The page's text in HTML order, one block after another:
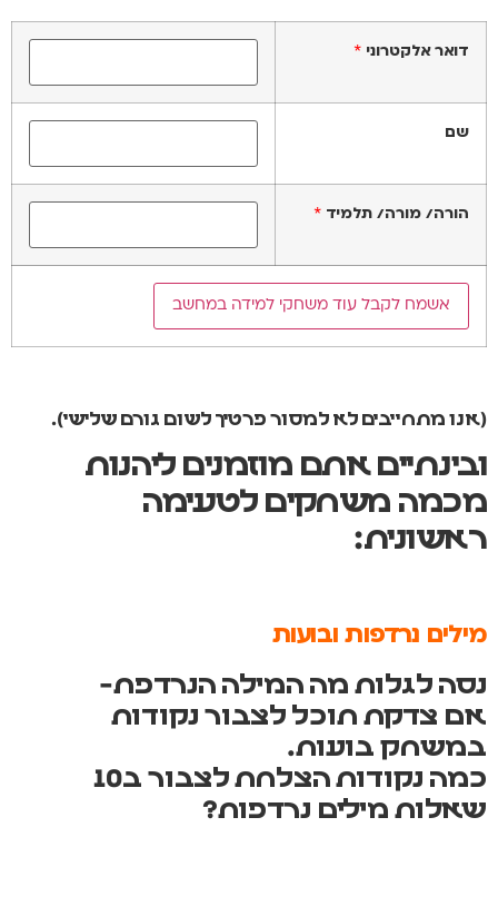
דואר אלקטרוני *
שם
הורה/ מורה/ תלמיד *
(אנו מתחייבים לא למסור פרטיך לשום גורם שלישי).
ובינתיים אתם מוזמנים ליהנות
מכמה משחקים לטעימה
ראשונית:
מילים נרדפות ובועות
נסה לגלות מה המילה הנרדפת-
אם צדקת תוכל לצבור נקודות
במשחק בועות.
כמה נקודות הצלחת לצבור ב10
שאלות מילים נרדפות?